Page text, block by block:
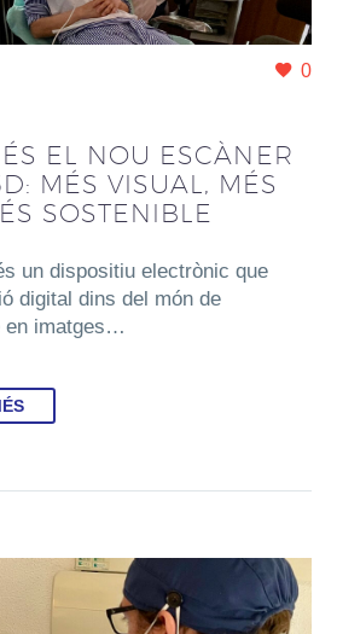
0
EL NOU ESCÀNER
MÉS VISUAL, MÉS
SOSTENIBLE
un dispositiu electrònic que
digital dins del món de
en imatges…